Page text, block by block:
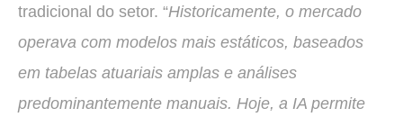
tradicional do setor. “Historicamente, o mercado
operava com modelos mais estáticos, baseados
em tabelas atuariais amplas e análises
predominantemente manuais. Hoje, a IA permite